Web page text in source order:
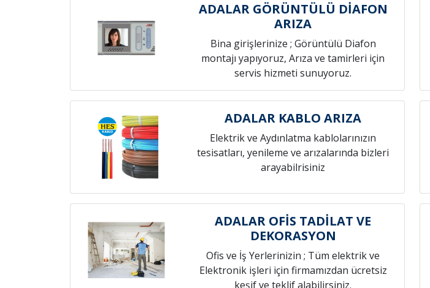
ADALAR GÖRÜNTÜLÜ DİAFON
ARIZA
Bina girişlerinize ; Görüntülü Diafon
montajı yapıyoruz, Arıza ve tamirleri için
servis hizmeti sunuyoruz.
ADALAR KABLO ARIZA
Elektrik ve Aydınlatma kablolarınızın
tesisatları, yenileme ve arızalarında bizleri
arayabilrisiniz
ADALAR OFİS TADİLAT VE
DEKORASYON
Ofis ve İş Yerlerinizin ; Tüm elektrik ve
Elektronik işleri için firmamızdan ücretsiz
keşif ve teklif alabilirsiniz.